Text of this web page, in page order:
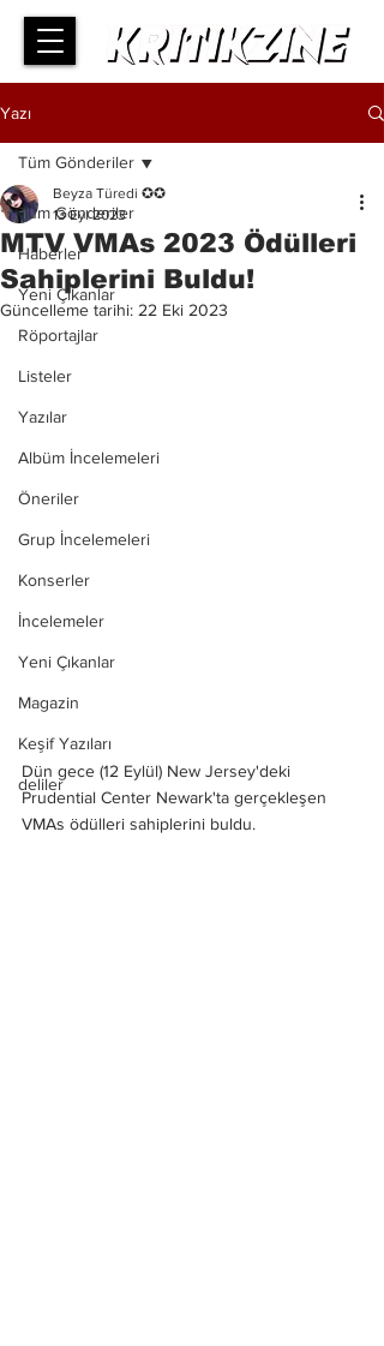
Yazı
Tüm Gönderiler
Haberler
Yeni Çıkanlar
Röportajlar
Listeler
Yazılar
Albüm İncelemeleri
Öneriler
Grup İncelemeleri
Konserler
İncelemeler
Yeni Çıkanlar
Magazin
Keşif Yazıları
deliler
Tüm Gönderiler
MTV VMAs 2023 Ödülleri
Sahiplerini Buldu!
Beyza Türedi ✪✪
13 Eyl 2023
Güncelleme tarihi: 22 Eki 2023
Dün gece (12 Eylül) New Jersey'deki
Prudential Center Newark'ta gerçekleşen
VMAs ödülleri sahiplerini buldu.